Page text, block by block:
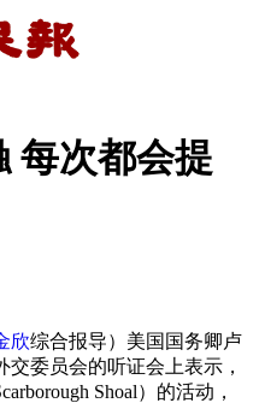
每次都会提
欣综合报导）美国国务卿卢
委员会的听证会上表示，
Shoal）的活动，